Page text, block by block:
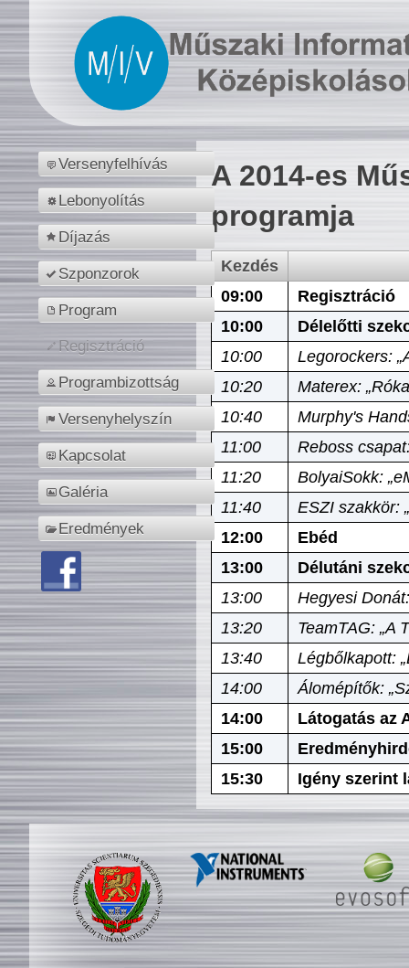
Versenyfelhívás
Lebonyolítás
Díjazás
Szponzorok
Program
Regisztráció
Programbizottság
Versenyhelyszín
Kapcsolat
Galéria
Eredmények
A 2014-es
programja
Kezdés
09:00
Regisztráció
10:00
Délelőtti
10:00
Legorockers:
10:20
Materex:
10:40
Murphy's
11:00
Reboss
11:20
BolyaiSokk:
11:40
ESZI szakkör:
12:00
Ebéd
13:00
Délutáni
13:00
Hegyesi
13:20
TeamTAG: „A
13:40
Légbőlkapott:
14:00
Álomépítők:
14:00
Látogatás az
15:00
15:30
Igény szerint